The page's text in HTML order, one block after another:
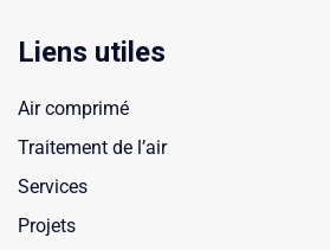
Liens utiles
Air comprimé
Traitement de l’air
Services
Projets